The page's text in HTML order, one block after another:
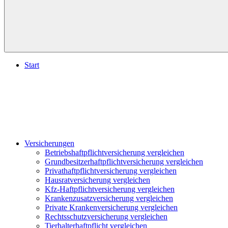
Start
Versicherungen
Betriebshaftpflichtversicherung vergleichen
Grundbesitzerhaftpflichtversicherung vergleichen
Privathaftpflichtversicherung vergleichen
Hausratversicherung vergleichen
Kfz-Haftpflichtversicherung vergleichen
Krankenzusatzversicherung vergleichen
Private Krankenversicherung vergleichen
Rechtsschutzversicherung vergleichen
Tierhalterhaftpflicht vergleichen